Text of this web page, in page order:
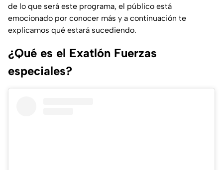
de lo que será este programa, el público está
emocionado por conocer más y a continuación te
explicamos qué estará sucediendo.
¿Qué es el Exatlón Fuerzas
especiales?